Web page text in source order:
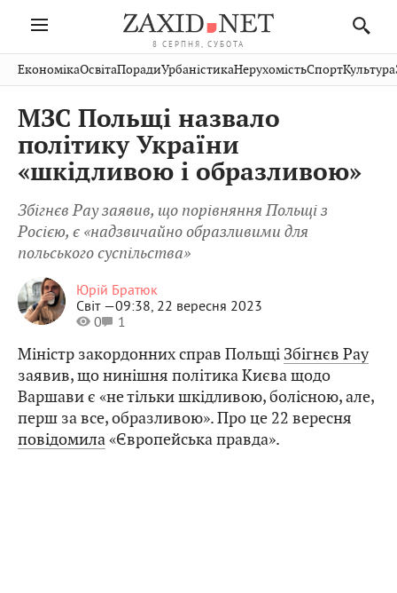
8 СЕРПНЯ, СУБОТА
Івано-
Франківськ
Тернопіль
Волинь
Закарпаття
Рівне
Чернівці
Шептицький
Стрий
Хмельницький
Вінниця
Публікації
Авто СловкоКультура
Кіно Дім Спорт
Фото
тварини
ЕкономікаОсвітаПорадиУрбаністикаНерухомістьСпортКультура
МЗС Польщі назвало
політику України
«шкідливою і образливою»
Збігнєв Рау заявив, що порівняння Польщі з
Росією, є «надзвичайно образливими для
польського суспільства»
Юрій Братюк
Світ —09:38, 22 вересня 2023
0
1
Міністр закордонних справ Польщі Збігнєв Рау
заявив, що нинішня політика Києва щодо
Варшави є «не тільки шкідливою, болісною, але,
перш за все, образливою». Про це 22 вересня
повідомила«Європейська правда».